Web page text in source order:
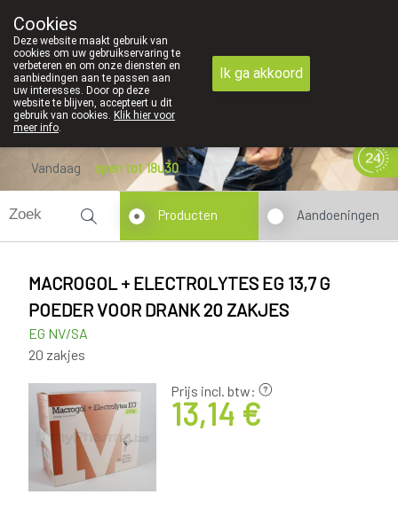
Vandaag open tot 18u30
Producten Aandoeningen
MACROGOL + ELECTROLYTES EG 13,7 G
POEDER VOOR DRANK 20 ZAKJES
EG NV/SA
20 zakjes
Prijs incl. btw:
13,14 €
Cookies
Deze website maakt gebruik van
cookies om uw gebruikservaring te
verbeteren en om onze diensten en
aanbiedingen aan te passen aan
uw interesses. Door op deze
website te blijven, accepteert u dit
gebruik van cookies. Klik hier voor
meer info.
Ik ga akkoord